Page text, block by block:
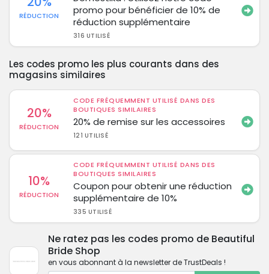
RÉDUCTION
promo pour bénéficier de 10% de
réduction supplémentaire
316 UTILISÉ
Les codes promo les plus courants dans des
magasins similaires
20%
RÉDUCTION
CODE FRÉQUEMMENT UTILISÉ DANS DES
BOUTIQUES SIMILAIRES
20% de remise sur les accessoires
121 UTILISÉ
10%
RÉDUCTION
CODE FRÉQUEMMENT UTILISÉ DANS DES
BOUTIQUES SIMILAIRES
Coupon pour obtenir une réduction
supplémentaire de 10%
335 UTILISÉ
Ne ratez pas les codes promo de Beautiful
Bride Shop
en vous abonnant à la newsletter de TrustDeals !